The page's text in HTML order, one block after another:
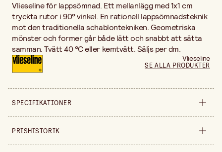
Vlieseline för lappsömnad. Ett mellanlägg med 1x1 cm
tryckta rutor i 90° vinkel. En rationell lappsömnadsteknik
mot den traditionella schablontekniken. Geometriska
mönster och former går både lätt och snabbt att sätta
samman. Tvätt 40 °C eller kemtvätt. Säljs per dm.
Vlieseline
SE ALLA PRODUKTER
SPECIFIKATIONER
Säljs i decimeter
PRISHISTORIK